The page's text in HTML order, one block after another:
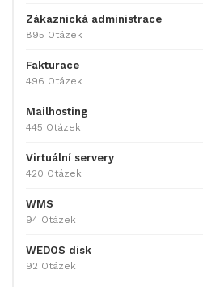
Zákaznická administrace
895 Otázek
Fakturace
496 Otázek
Mailhosting
445 Otázek
Virtuální servery
420 Otázek
WMS
94 Otázek
WEDOS disk
92 Otázek